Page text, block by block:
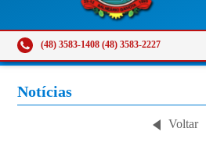
(48) 3583-1408 (48) 3583-2227
Notícias
Voltar